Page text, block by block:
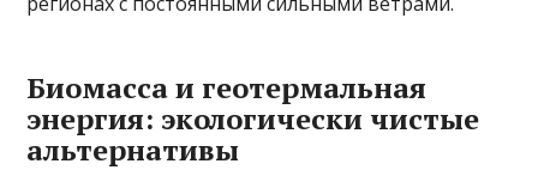
Биомасса и геотермальная
энергия: экологически чистые
альтернативы